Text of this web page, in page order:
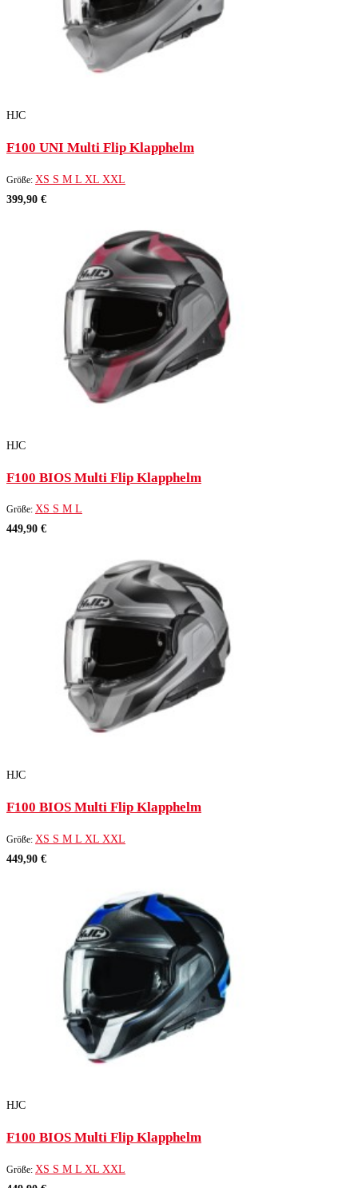
HJC
F100 UNI Multi Flip Klapphelm
Größe: XS S M L XL XXL
399,90 €
HJC
F100 BIOS Multi Flip Klapphelm
Größe: XS S M L
449,90 €
HJC
F100 BIOS Multi Flip Klapphelm
Größe: XS S M L XL XXL
449,90 €
HJC
F100 BIOS Multi Flip Klapphelm
Größe: XS S M L XL XXL